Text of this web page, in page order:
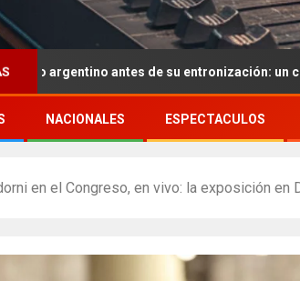
de su entronización: un cruce de Los Andes
NACIONALES ESPECTACULOS
en el Congreso, en vivo: la exposición en